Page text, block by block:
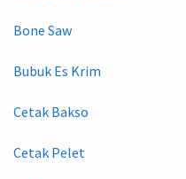
Bone Saw
Bubuk Es Krim
Cetak Bakso
Cetak Pelet